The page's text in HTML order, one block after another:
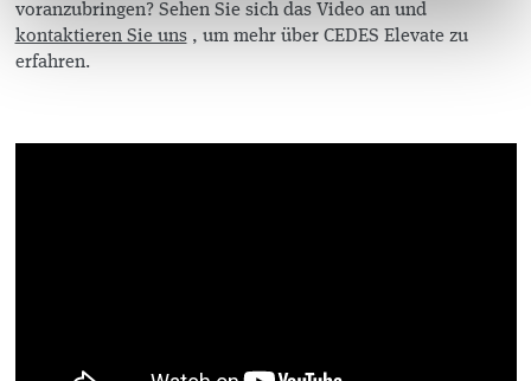
voranzubringen? Sehen Sie sich das Video an und
kontaktieren Sie uns, um mehr über CEDES Elevate zu
erfahren.